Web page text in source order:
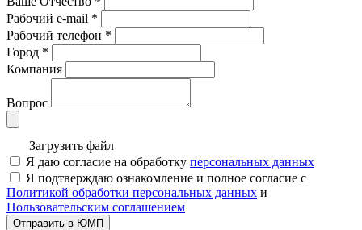
Рабочий e-mail *
Рабочий телефон *
Город *
Компания
Вопрос
Загрузить файл
Я даю согласие на обработку персональных данных
Я подтверждаю ознакомление и полное согласие с
Политикой обработки персональных данных и
Пользовательским соглашением
Отправить в ЮМП